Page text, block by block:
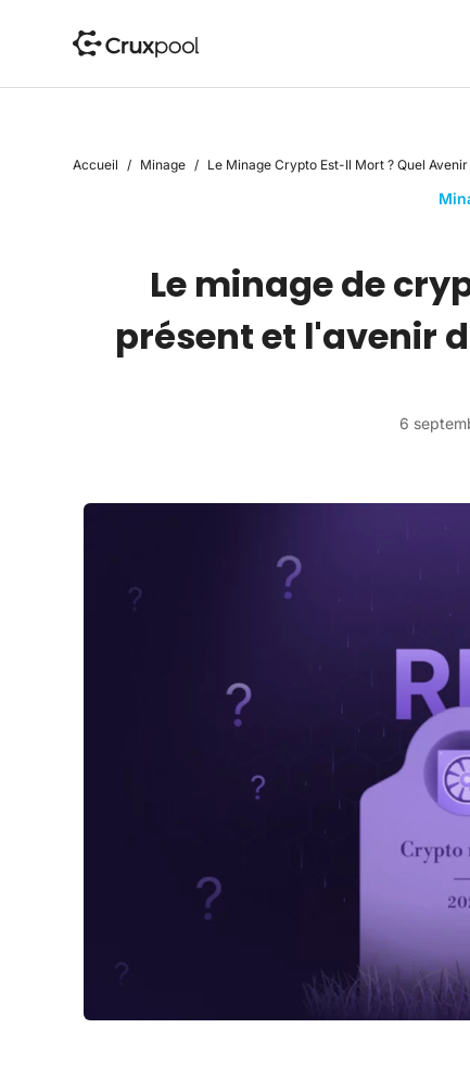
Accueil / Minage / Le Minage Crypto Est-Il Mort ? Quel
Le minage de
présent et l'avenir
6